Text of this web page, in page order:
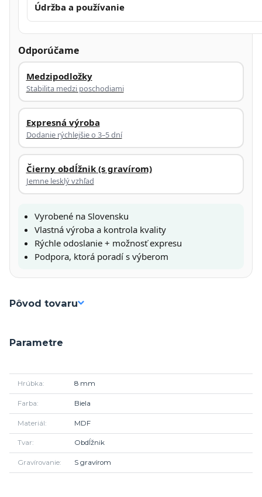
Údržba a používanie
Odporúčame
Medzipodložky
Stabilita medzi poschodiami
Expresná výroba
Dodanie rýchlejšie o 3–5 dní
Čierny obdĺžnik (s gravírom)
Jemne lesklý vzhľad
Vyrobené na Slovensku
Vlastná výroba a kontrola kvality
Rýchle odoslanie + možnosť expresu
Podpora, ktorá poradí s výberom
Pôvod tovaru
Parametre
Hrúbka 8 mm
Farba Biela
Materiál MDF
Tvar Obdĺžnik
Gravírovanie S gravírom